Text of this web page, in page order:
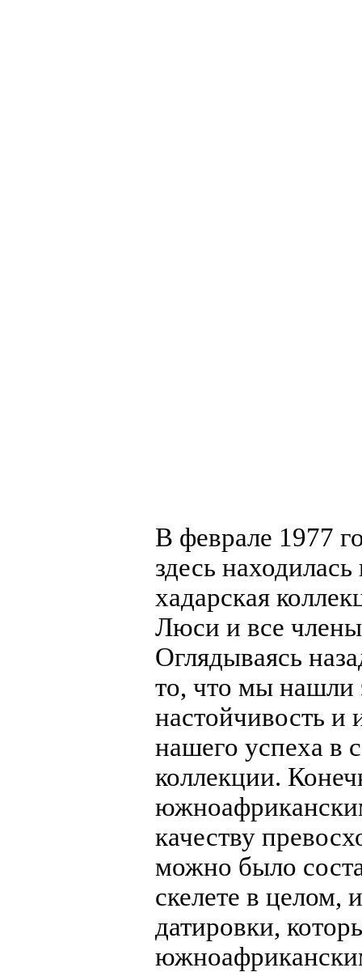
В феврале 1977
здесь
хадарская
Люси и все члены
Оглядываясь
то, что мы нашли
настойчивость и
нашего успеха в
коллекции.
качеству
можно было
скелете в целом,
датировки,